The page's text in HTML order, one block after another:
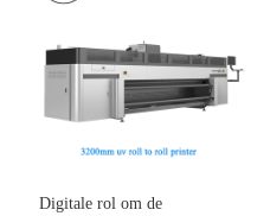
Digitale rol om de